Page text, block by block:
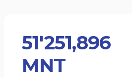
51'251,896
MNT